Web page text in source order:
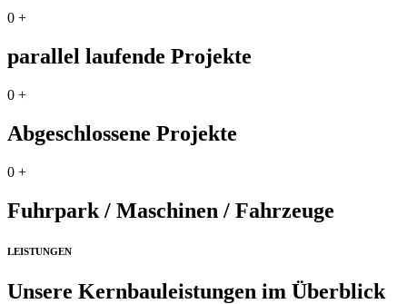
0 +
parallel laufende Projekte
0 +
Abgeschlossene Projekte
0 +
Fuhrpark / Maschinen / Fahrzeuge
LEISTUNGEN
Unsere Kernbauleistungen im Überblick